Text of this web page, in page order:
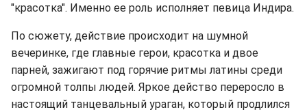
"красотка". Именно ее роль исполняет певица Индира.
По сюжету, действие происходит на шумной
вечеринке, где главные герои, красотка и двое
парней, зажигают под горячие ритмы латины среди
огромной толпы людей. Яркое действо переросло в
настоящий танцевальный ураган, который продлился